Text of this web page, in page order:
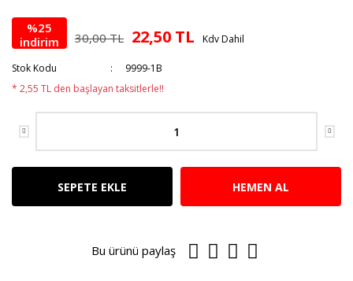
%25
indirim
30,00 TL 22,50 TL Kdv Dahil
Stok Kodu
9999-1B
* 2,55 TL den başlayan taksitlerle!!
SEPETE EKLE HEMEN AL
Bu ürünü paylaş